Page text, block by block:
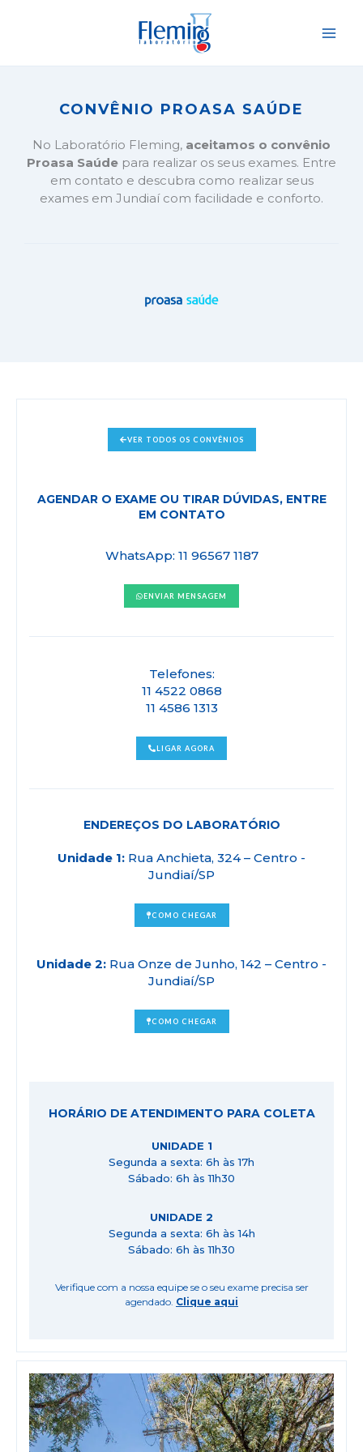
conteúdo
CONVÊNIO PROASA SAÚDE
No Laboratório Fleming, aceitamos o convênio
Proasa Saúde para realizar os seus exames. Entre
em contato e descubra como realizar seus
exames em Jundiaí com facilidade e conforto.
VER TODOS OS CONVÊNIOS
AGENDAR O EXAME OU TIRAR DÚVIDAS, ENTRE
EM CONTATO
WhatsApp: 11 96567 1187
ENVIAR MENSAGEM
Telefones:
11 4522 0868
11 4586 1313
LIGAR AGORA
ENDEREÇOS DO LABORATÓRIO
Unidade 1: Rua Anchieta, 324 – Centro -
Jundiaí/SP
COMO CHEGAR
Unidade 2: Rua Onze de Junho, 142 – Centro -
Jundiaí/SP
COMO CHEGAR
HORÁRIO DE ATENDIMENTO PARA COLETA
UNIDADE 1
Segunda a sexta: 6h às 17h
Sábado: 6h às 11h30
UNIDADE 2
Segunda a sexta: 6h às 14h
Sábado: 6h às 11h30
Verifique com a nossa equipe se o seu exame precisa ser
agendado. Clique aqui